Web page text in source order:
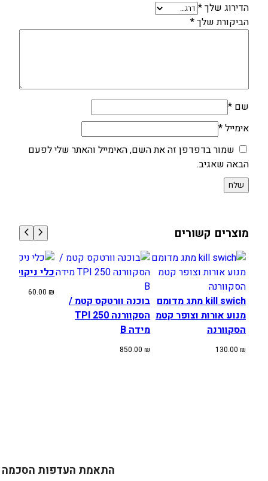
התאמת העדפות הסכמה
הדירוג שלך*
הביקורת שלך*
שם *
אימייל*
שמור בדפדפן זה את השם, האימייל והאתר שלי לפעם
הבאה שאגיב.
מוצרים קשורים
kill swich מתג מדומם
מנוע אורות וצופר קטמ
הסקוורנה
130.00 ₪
בוכנה וורטקס קטמ /
הסקוורנה 250 TPI
מידה B
850.00₪
כלי ניקוי
60.00₪